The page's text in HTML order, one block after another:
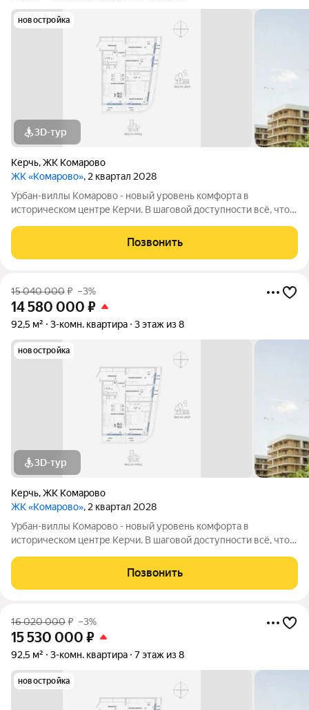
новостройка
3D-тур
Керчь,ЖК Комарово
ЖК «Комарово», 2 квартал 2028
Урбан-виллы Комарово - новый уровень комфорта в
историческом центре Керчи. В шаговой доступности всё, что
благодаря обилию парковых зон. Прямо под окнами самый
большой ландшафтный парк в
Позвонить
15 040 000₽ –3%
14 580 000 ₽
92,5 м² 3-комн. квартира 3 этаж из 8
новостройка
3D-тур
Керчь,ЖК Комарово
ЖК «Комарово», 2 квартал 2028
Урбан-виллы Комарово - новый уровень комфорта в
историческом центре Керчи. В шаговой доступности всё, что
благодаря обилию парковых зон. Прямо под окнами самый
большой ландшафтный парк в
Позвонить
16 020 000₽ –3%
15 530 000 ₽
92,5 м² 3-комн. квартира 7 этаж из 8
новостройка